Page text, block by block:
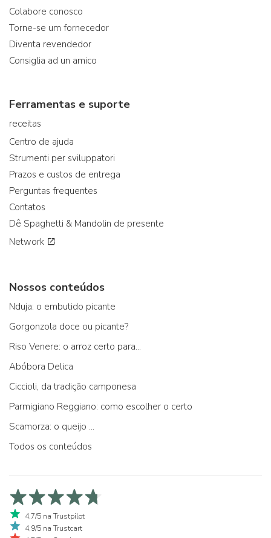
Colabore conosco
Torne-se um fornecedor
Diventa revendedor
Consiglia ad un amico
Ferramentas e suporte
receitas
Centro de ajuda
Strumenti per sviluppatori
Prazos e custos de entrega
Perguntas frequentes
Contatos
Dê Spaghetti & Mandolin de presente
Network
Nossos conteúdos
Nduja: o embutido picante
Gorgonzola doce ou picante?
Riso Venere: o arroz certo para...
Abóbora Delica
Ciccioli, da tradição camponesa
Parmigiano Reggiano: como escolher o certo
Scamorza: o queijo ...
Todos os conteúdos
4,7/5 na Trustpilot
4,9/5 na Trustcart